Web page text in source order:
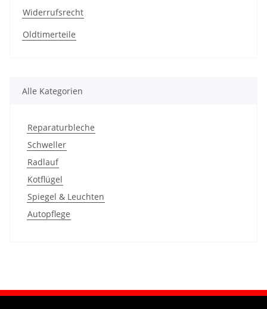
Widerrufsrecht
Oldtimerteile
Alle Kategorien
Reparaturbleche
Schweller
Radlauf
Kotflügel
Spiegel & Leuchten
Autopflege